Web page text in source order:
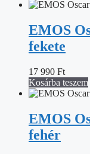
EMOS
fekete
17 990 Ft
Kosárba teszem
EMOS
fehér